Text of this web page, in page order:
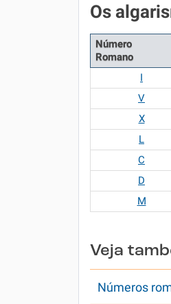
Os
Número
Romano
I
V
X
L
C
D
M
Veja
Números